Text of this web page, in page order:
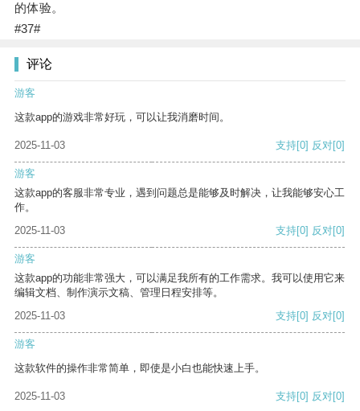
的体验。
#37#
评论
游客
这款app的游戏非常好玩，可以让我消磨时间。
2025-11-03 支持[0] 反对[0]
游客
这款app的客服非常专业，遇到问题总是能够及时解决，让我能够安心工
作。
2025-11-03
支持[0] 反对[0]
游客
这款app的功能非常强大，可以满足我所有的工作需求。我可以使用它来
编辑文档、制作演示文稿、管理日程安排等。
2025-11-03
支持[0] 反对[0]
游客
这款软件的操作非常简单，即使是小白也能快速上手。
2025-11-03 支持[0] 反对[0]